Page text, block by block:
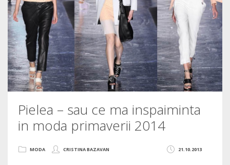
Pielea – sau ce ma inspaiminta
in moda primaverii 2014
21.10.2013
MODA CRISTINA BAZAVAN